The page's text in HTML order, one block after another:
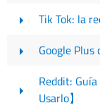
Tik Tok: la
Google
Reddit:
Usarlo】